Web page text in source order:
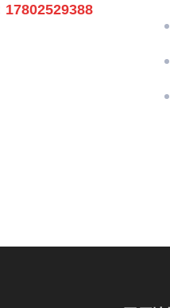
17802529388